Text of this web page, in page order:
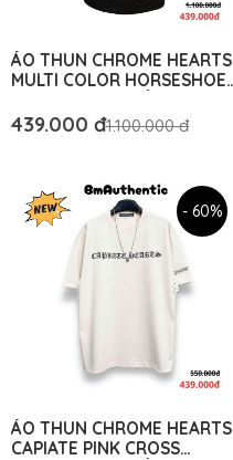
ÁO THUN CHROME HEARTS
MULTI COLOR HORSESHOE
RỘNG - BM AUTHENTIC
439.000 đ1.100.000 đ
- 60%
ÁO THUN CHROME HEARTS
CAPIATE PINK CROSS